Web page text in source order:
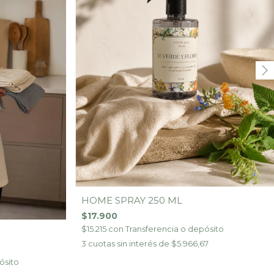
HOME SPRAY 250 ML
$17.900
$15.215 con Transferencia o depósito
3 cuotas sin interés de $5.966,67